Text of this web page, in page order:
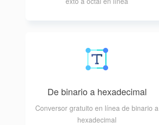
De binario a hexadecimal
Conversor gratuito en línea de binario a
hexadecimal